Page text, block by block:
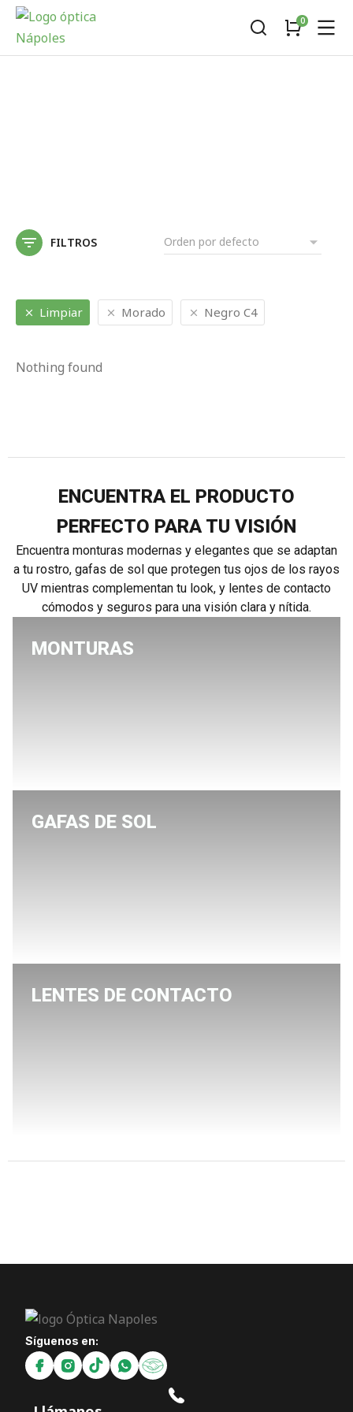
FILTROS
Limpiar Morado Negro C4
Nothing found
ENCUENTRA EL PRODUCTO
PERFECTO PARA TU VISIÓN
Encuentra monturas modernas y elegantes que se adaptan
a tu rostro, gafas de sol que protegen tus ojos de los rayos
UV mientras complementan tu look, y lentes de contacto
cómodos y seguros para una visión clara y nítida.
MONTURAS
GAFAS DE SOL
LENTES DE CONTACTO
Síguenos en: